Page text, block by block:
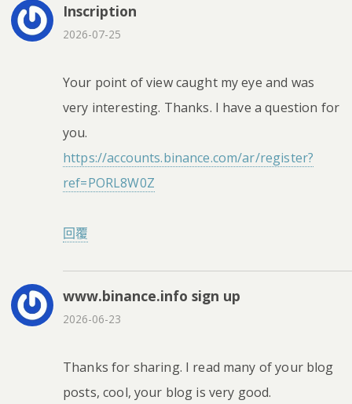
Inscription
2026-07-25
Your point of view caught my eye and was
very interesting. Thanks. I have a question for
you.
https://accounts.binance.com/ar/register?
ref=PORL8W0Z
回覆
www.binance.info sign up
2026-06-23
Thanks for sharing. I read many of your blog
posts, cool, your blog is very good.